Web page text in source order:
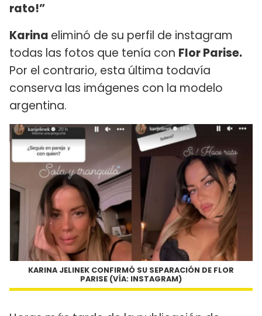
rato!”
Karina eliminó de su perfil de instagram
todas las fotos que tenía con Flor Parise.
Por el contrario, esta última todavía
conserva las imágenes con la modelo
argentina.
KARINA JELINEK CONFIRMÓ SU SEPARACIÓN DE FLOR
PARISE (VÍA: INSTAGRAM)